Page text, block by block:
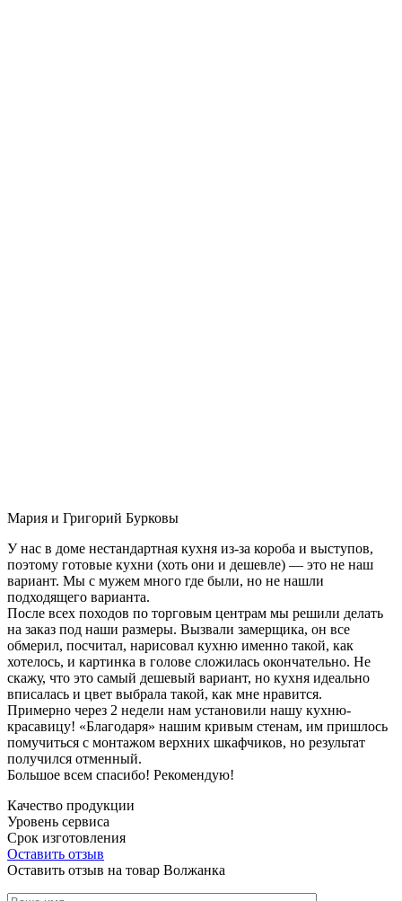
Мария и Григорий Бурковы
У нас в доме нестандартная кухня из-за короба и выступов,
поэтому готовые кухни (хоть они и дешевле) — это не наш
вариант. Мы с мужем много где были, но не нашли
подходящего варианта.
После всех походов по торговым центрам мы решили делать
на заказ под наши размеры. Вызвали замерщика, он все
обмерил, посчитал, нарисовал кухню именно такой, как
хотелось, и картинка в голове сложилась окончательно. Не
скажу, что это самый дешевый вариант, но кухня идеально
вписалась и цвет выбрала такой, как мне нравится.
Примерно через 2 недели нам установили нашу кухню-
красавицу! «Благодаря» нашим кривым стенам, им пришлось
помучиться с монтажом верхних шкафчиков, но результат
получился отменный.
Большое всем спасибо! Рекомендую!
Качество продукции
Уровень сервиса
Срок изготовления
Оставить отзыв
Оставить отзыв на товар Волжанка